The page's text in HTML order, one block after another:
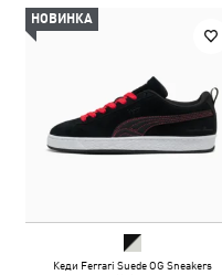
НОВИНКА
Кеди Ferrari Suede OG Sneakers